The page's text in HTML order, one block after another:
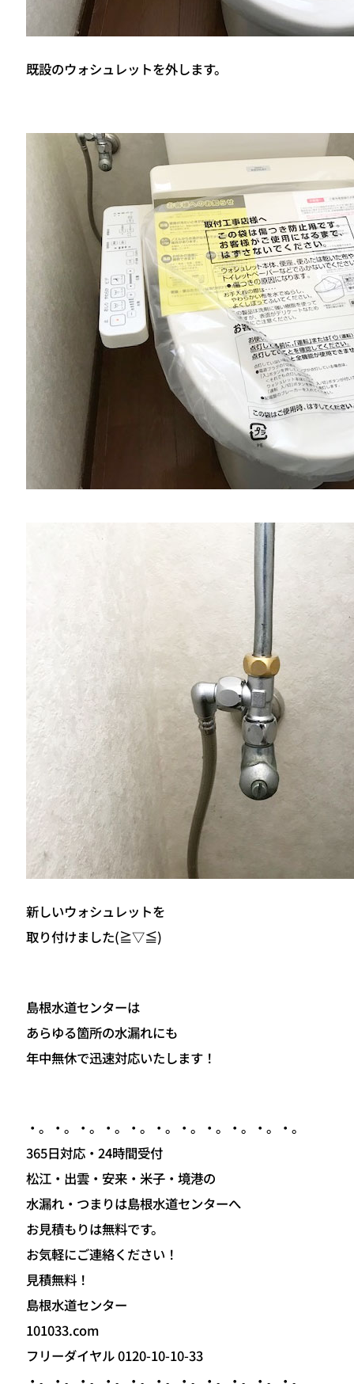
既設のウォシュレットを外します。
新しいウォシュレットを
取り付けました(≧▽≦)
島根水道センターは
あらゆる箇所の水漏れにも
年中無休で迅速対応いたします！
・。・。・。・。・。・。・。・。・。・。・。
365日対応・24時間受付
松江・出雲・安来・米子・境港の
水漏れ・つまりは島根水道センターへ
お見積もりは無料です。
お気軽にご連絡ください！
見積無料！
島根水道センター
101033.com
フリーダイヤル 0120-10-10-33